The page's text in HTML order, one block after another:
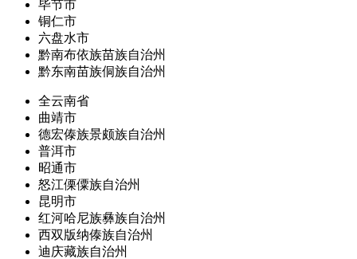
毕节市
铜仁市
六盘水市
黔南布依族苗族自治州
黔东南苗族侗族自治州
全云南省
曲靖市
德宏傣族景颇族自治州
普洱市
昭通市
怒江傈僳族自治州
昆明市
红河哈尼族彝族自治州
西双版纳傣族自治州
迪庆藏族自治州